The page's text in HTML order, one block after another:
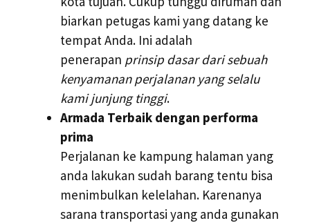
biarkan petugas kami yang datang ke
tempat Anda. Ini adalah
penerapan prinsip dasar dari sebuah
kenyamanan perjalanan yang selalu
kami junjung tinggi.
Armada Terbaik dengan performa
prima
Perjalanan ke kampung halaman yang
anda lakukan sudah barang tentu bisa
menimbulkan kelelahan. Karenanya
sarana transportasi yang anda gunakan